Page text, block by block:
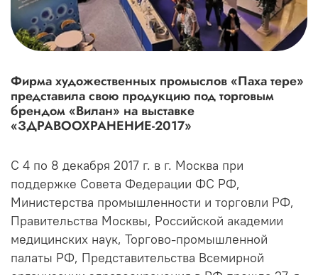
Фирма художественных промыслов «Паха тере»
представила свою продукцию под торговым
брендом «Вилан» на выставке
«ЗДРАВООХРАНЕНИЕ-2017»
C 4 по 8 декабря 2017 г. в г. Москва при
поддержке Совета Федерации ФС РФ,
Министерства промышленности и торговли РФ,
Правительства Москвы, Российской академии
медицинских наук, Торгово-промышленной
палаты РФ, Представительства Всемирной